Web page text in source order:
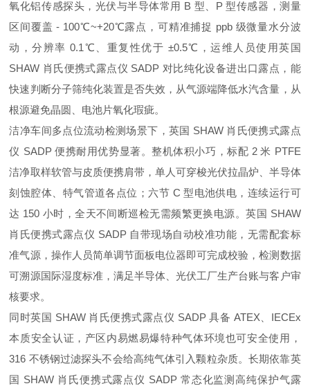
氧化铝传感探头，光伏与半导体常用 B 型、P 型传感器，测量
区间覆盖 - 100℃~+20℃露点，可精准捕捉 ppb 级微量水分波
动，分辨率 0.1℃、重复性优于 ±0.5℃，运维人员使用英国
SHAW 肖氏便携式露点仪 SADP 对比纯化设备进出口露点，能
快速判断分子筛纯化装置是否失效，从气源端降低水汽含量，从
根源避免晶圆、电池片氧化瑕疵。
洁净车间多点位流动检测场景下，英国 SHAW 肖氏便携式露点
仪 SADP 便携耐用优势显著。整机体积小巧，标配 2 米 PTFE
洁净取样软管与皮质便携肩带，单人可穿梭光伏拉晶炉、半导体
刻蚀腔体、特气管道各点位；六节 C 型电池供电，连续运行可
达 150 小时，全天不间断巡检无需频繁更换电源。英国 SHAW
肖氏便携式露点仪 SADP 自带现场自动校准功能，无需配套标
准气源，操作人员简单调节面板电位器即可完成校验，检测数据
可溯源国际湿度标准，满足半导体、光伏工厂生产台账与客户审
核要求。
同时英国 SHAW 肖氏便携式露点仪 SADP 具备 ATEX、IECEx
本质安全认证，产区内易燃易爆特种气体环境也可安全使用，
316 不锈钢过滤探头不会给高纯气体引入颗粒杂质。长期依靠英
国 SHAW 肖氏便携式露点仪 SADP 常态化监测高纯保护气露